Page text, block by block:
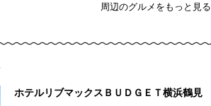
周辺のグルメをもっと見る
ホテルリブマックスＢＵＤＧＥＴ横浜鶴見